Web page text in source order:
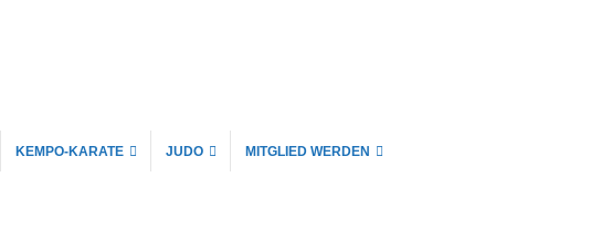
KEMPO-KARATE JUDO MITGLIED WERDEN